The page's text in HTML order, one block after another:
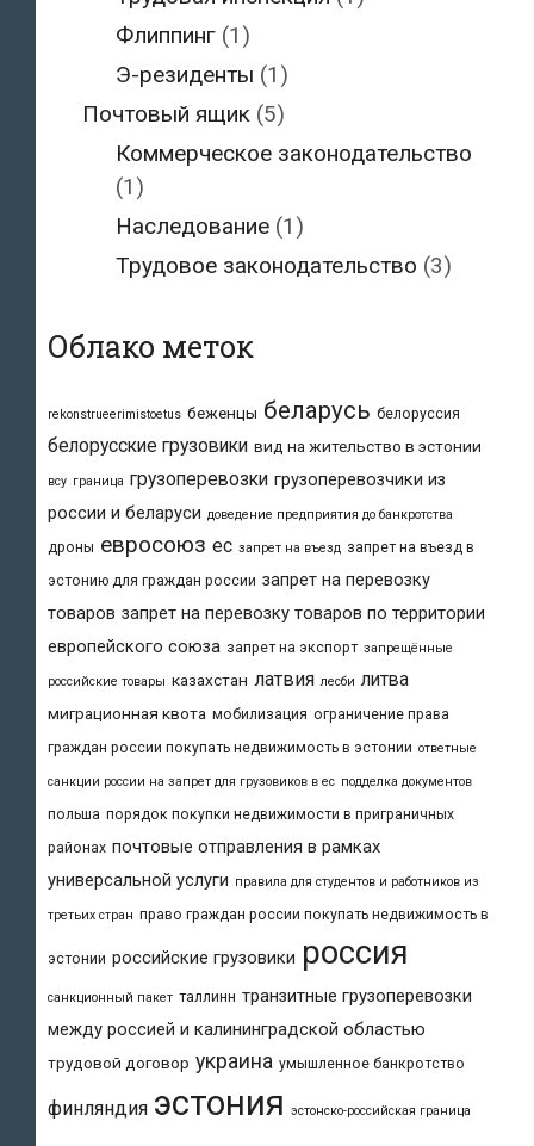
Флиппинг (1)
Э-резиденты (1)
Почтовый ящик(5)
Коммерческое законодательство
(1)
Наследование (1)
Трудовое законодательство (3)
Облако меток
rekonstrueerimistoetus беженцы беларусь белоруссия
белорусские грузовики вид на жительство в эстонии
всу граница грузоперевозки грузоперевозчики из
россии и беларуси доведение предприятия до банкротства
дроны евросоюз ес запрет на въезд запрет на въезд в
эстонию для граждан россии запрет на перевозку
товаров запрет на перевозку товаров по территории
европейского союза запрет на экспорт запрещённые
российские товары казахстан латвия лесби литва
миграционная квота мобилизация ограничение права
граждан россии покупать недвижимость в эстонии ответные
санкции россии на запрет для грузовиков в ес подделка документов
польша порядок покупки недвижимости в приграничных
районах почтовые отправления в рамках
универсальной услуги правила для студентов и работников из
третьих стран право граждан россии покупать недвижимость в
эстонии российские грузовики россия
санкционный пакет таллинн транзитные грузоперевозки
между россией и калининградской областью
трудовой договор украина умышленное банкротство
финляндия эстония эстонско-российская граница